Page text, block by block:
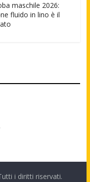
maschile 2026:
fluido in lino è il
i diritti riservati.